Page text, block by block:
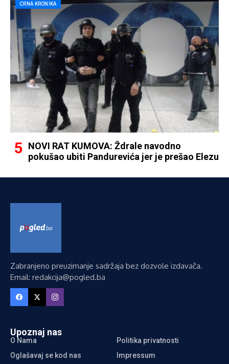
CRNA KRONIKA
NOVI RAT KUMOVA: Ždrale navodno
pokušao ubiti Pandurevića jer je prešao Elezu
Zabranjeno preuzimanje sadržaja bez dozvole izdavača.
Email: redakcija@pogled.ba
Upoznaj nas
O Nama
Politika privatnosti
Oglašavaj se kod nas
Impressum